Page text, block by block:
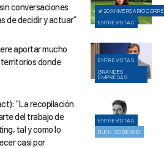
ENTREVISTAS
conversaciones
de decidir y actuar”
ENTREVISTAS
GRANDES
EMPRESAS
aportar mucho
donde
ENTREVISTAS
BUEN GOBIERNO
“La recopilación
del trabajo de
tal y como lo
casi por